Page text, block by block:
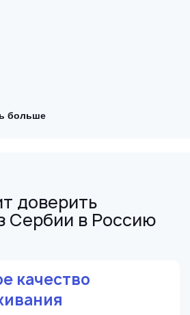
больше
доверить
Сербии в Россию
качество